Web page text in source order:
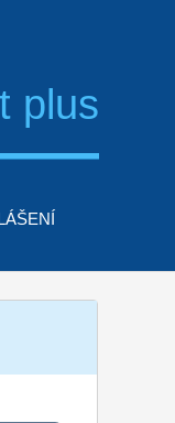
plus